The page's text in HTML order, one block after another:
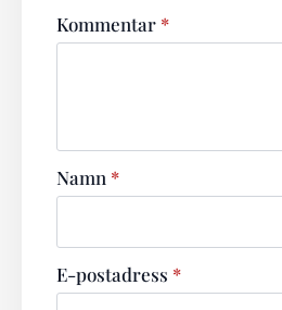
Kommentar *
Namn *
E-postadress *